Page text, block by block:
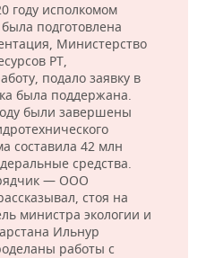
году исполкомом
подготовлена
Министерство
РТ,
подало заявку в
была поддержана.
были завершены
составила 42 млн
средства.
— ООО
стоя на
министра экологии и
Ильнур
работы с